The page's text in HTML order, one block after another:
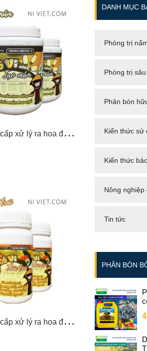
P
hân bón cao cấp xử lý ra hoa đồng loạt CÔ VI TẠO MẦM
P
hân bón cao cấp xử lý ra hoa đồng loạt CÔ VI THÚC TRÁI
DANH MỤC
Phòng trị
Phòng trị
Phân bón
Kiến thức sử
Kiến thức
Nông nghiệp
Tin tức
PHÂN BÓN